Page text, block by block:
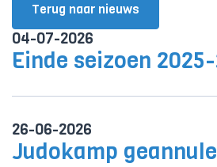
Terug naar nieuws
04-07-2026
Einde seizoen
26-06-2026
Judokamp